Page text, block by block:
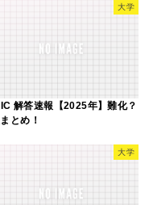
大学
解答速報【2025年】難化？
とめ！
大学